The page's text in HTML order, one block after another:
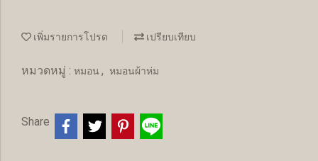
เพิ่มรายการโปรด เปรียบเทียบ
หมวดหมู่ : หมอน , หมอนผ้าห่ม
Share